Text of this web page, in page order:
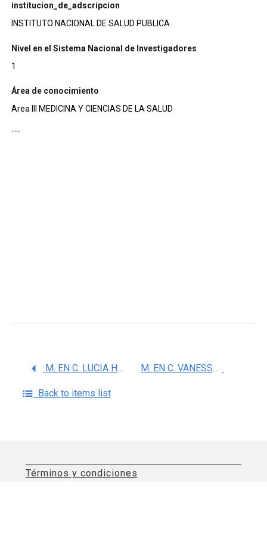
institucion_de_adscripcion
INSTITUTO NACIONAL DE SALUD PUBLICA
Nivel en el Sistema Nacional de Investigadores
1
Área de conocimiento
Area III MEDICINA Y CIENCIAS DE LA SALUD
---
M. EN C. LUCIA HERNANDEZ BARRERA M. EN C. VANESSA VIANEY DE LA CRUZ GONGORA
Back to items list
Términos y condiciones